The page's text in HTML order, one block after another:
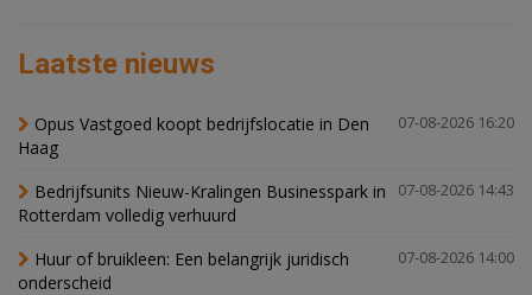
Laatste nieuws
07-08-2026 16:20
Opus Vastgoed koopt bedrijfslocatie in Den
Haag
07-08-2026 14:43
Bedrijfsunits Nieuw-Kralingen Businesspark in
Rotterdam volledig verhuurd
07-08-2026 14:00
Huur of bruikleen: Een belangrijk juridisch
onderscheid